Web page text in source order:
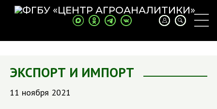
ЭКСПОРТ И ИМПОРТ
11 ноября 2021